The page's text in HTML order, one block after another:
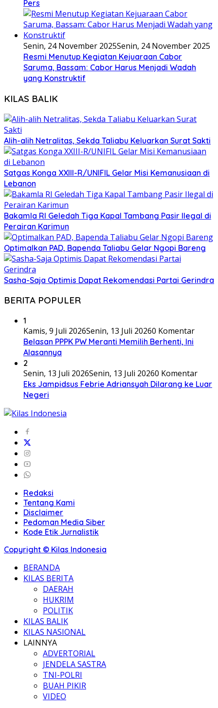
Pers
Senin, 24 November 2025Senin, 24 November 2025
Resmi Menutup Kegiatan Kejuaraan Cabor
Saruma, Bassam: Cabor Harus Menjadi Wadah
yang Konstruktif
KILAS BALIK
Alih-alih Netralitas, Sekda Taliabu Keluarkan Surat Sakti
Satgas Konga XXIII-R/UNIFIL Gelar Misi Kemanusiaan di
Lebanon
Bakamla RI Geledah Tiga Kapal Tambang Pasir Ilegal di
Perairan Karimun
Optimalkan PAD, Bapenda Taliabu Gelar Ngopi Bareng
Sasha-Saja Optimis Dapat Rekomendasi Partai Gerindra
BERITA POPULER
1
Kamis, 9 Juli 2026Senin, 13 Juli 20260 Komentar
Belasan PPPK PW Meranti Memilih Berhenti, Ini
Alasannya
2
Senin, 13 Juli 2026Senin, 13 Juli 20260 Komentar
Eks Jampidsus Febrie Adriansyah Dilarang ke Luar
Negeri
Redaksi
Tentang Kami
Disclaimer
Pedoman Media Siber
Kode Etik Jurnalistik
Copyright © Kilas Indonesia
BERANDA
KILAS BERITA
DAERAH
HUKRIM
POLITIK
KILAS BALIK
KILAS NASIONAL
LAINNYA
ADVERTORIAL
JENDELA SASTRA
TNI-POLRI
BUAH PIKIR
VIDEO